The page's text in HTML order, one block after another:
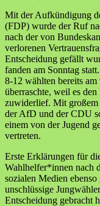
Mit der Aufkündigung
(FDP) wurde der Ruf
nach der von
verlorenen
Entscheidung gefällt
fanden am Sonntag
8-12 wählten bereits
überraschte, weil es
zuwiderlief. Mit
der AfD und der CDU
einem von der Jugend
vertreten.
Erste Erklärungen für
Wahlhelfer*innen nach
sozialen Medien
unschlüssige
Entscheidung gebracht